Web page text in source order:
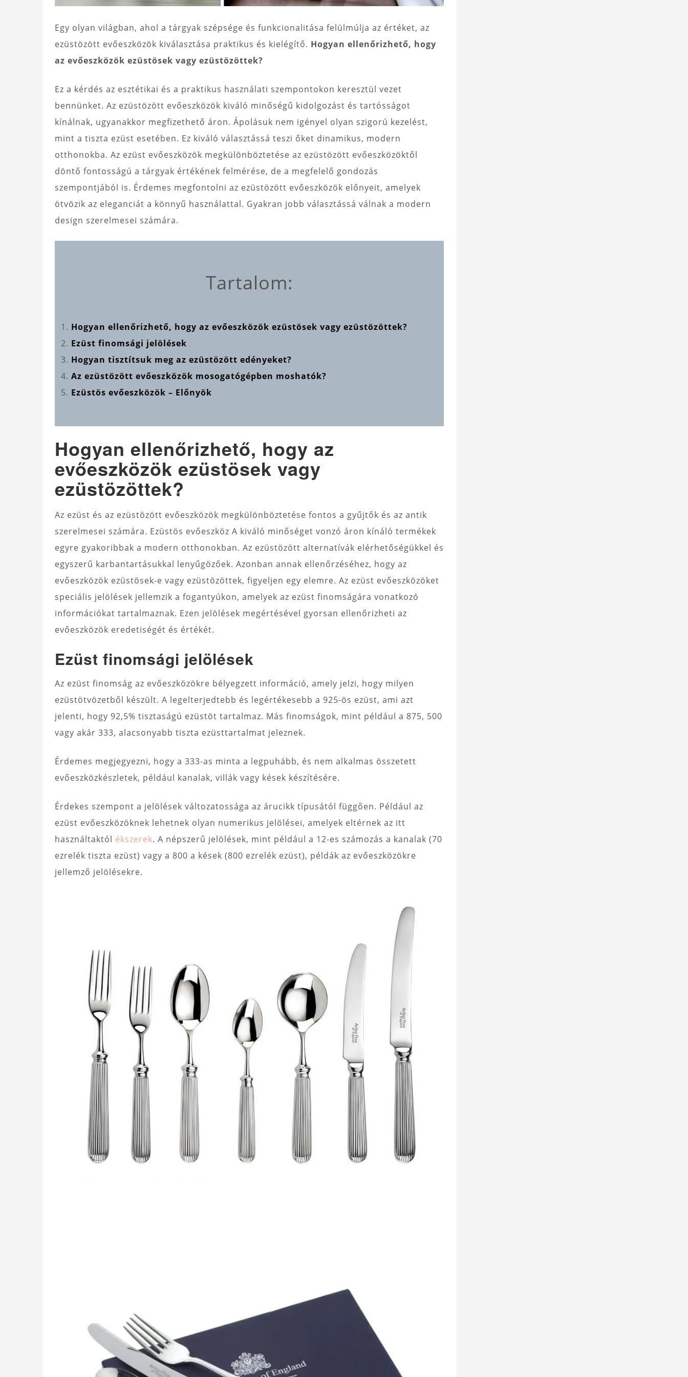
Egy olyan világban, ahol a tárgyak szépsége és funkcionalitása felülmúlja az értéket, az
ezüstözött evőeszközök kiválasztása praktikus és kielégítő. Hogyan ellenőrizhető, hogy
az evőeszközök ezüstösek vagy ezüstözöttek?
Ez a kérdés az esztétikai és a praktikus használati szempontokon keresztül vezet
bennünket. Az ezüstözött evőeszközök kiváló minőségű kidolgozást és tartósságot
kínálnak, ugyanakkor megfizethető áron. Ápolásuk nem igényel olyan szigorú kezelést,
mint a tiszta ezüst esetében. Ez kiváló választássá teszi őket dinamikus, modern
otthonokba. Az ezüst evőeszközök megkülönböztetése az ezüstözött evőeszközöktől
döntő fontosságú a tárgyak értékének felmérése, de a megfelelő gondozás
szempontjából is. Érdemes megfontolni az ezüstözött evőeszközök előnyeit, amelyek
ötvözik az eleganciát a könnyű használattal. Gyakran jobb választássá válnak a modern
design szerelmesei számára.
Tartalom:
Hogyan ellenőrizhető, hogy az evőeszközök ezüstösek vagy ezüstözöttek?
Ezüst finomsági jelölések
Hogyan tisztítsuk meg az ezüstözött edényeket?
Az ezüstözött evőeszközök mosogatógépben moshatók?
Ezüstös evőeszközök – Előnyök
Hogyan ellenőrizhető, hogy az
evőeszközök ezüstösek vagy
ezüstözöttek?
Az ezüst és az ezüstözött evőeszközök megkülönböztetése fontos a gyűjtők és az antik
szerelmesei számára. Ezüstös evőeszköz A kiváló minőséget vonzó áron kínáló termékek
egyre gyakoribbak a modern otthonokban. Az ezüstözött alternatívák elérhetőségükkel és
egyszerű karbantartásukkal lenyűgözőek. Azonban annak ellenőrzéséhez, hogy az
evőeszközök ezüstösek-e vagy ezüstözöttek, figyeljen egy elemre. Az ezüst evőeszközöket
speciális jelölések jellemzik a fogantyúkon, amelyek az ezüst finomságára vonatkozó
információkat tartalmaznak. Ezen jelölések megértésével gyorsan ellenőrizheti az
evőeszközök eredetiségét és értékét.
Ezüst finomsági jelölések
Az ezüst finomság az evőeszközökre bélyegzett információ, amely jelzi, hogy milyen
ezüstötvözetből készült. A legelterjedtebb és legértékesebb a 925-ös ezüst, ami azt
jelenti, hogy 92,5% tisztaságú ezüstöt tartalmaz. Más finomságok, mint például a 875, 500
vagy akár 333, alacsonyabb tiszta ezüsttartalmat jeleznek.
Érdemes megjegyezni, hogy a 333-as minta a legpuhább, és nem alkalmas összetett
evőeszközkészletek, például kanalak, villák vagy kések készítésére.
Érdekes szempont a jelölések változatossága az árucikk típusától függően. Például az
ezüst evőeszközöknek lehetnek olyan numerikus jelölései, amelyek eltérnek az itt
használtaktól ékszerek. A népszerű jelölések, mint például a 12-es számozás a kanalak (70
ezrelék tiszta ezüst) vagy a 800 a kések (800 ezrelék ezüst), példák az evőeszközökre
jellemző jelölésekre.